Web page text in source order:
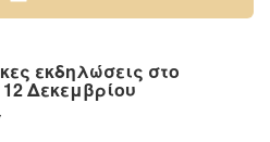
εκδηλώσεις στο
Δεκεμβρίου